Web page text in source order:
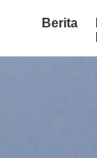
Berita